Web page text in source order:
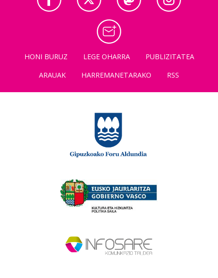
HONI BURUZ LEGE OHARRA
PUBLIZITATEA
ARAUAK
HARREMANETARAKO RSS